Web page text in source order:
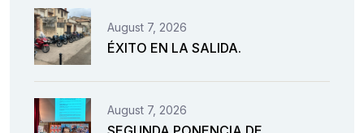
August 7, 2026
ÉXITO EN LA SALIDA.
August 7, 2026